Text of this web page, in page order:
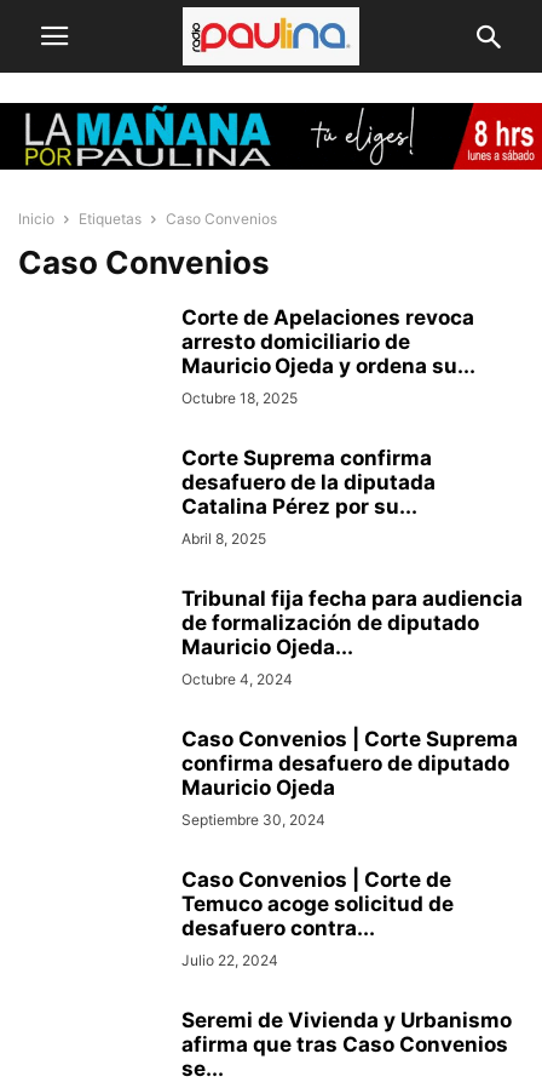
Inicio Etiquetas Caso Convenios
Caso Convenios
Corte de Apelaciones revoca
arresto domiciliario de
Mauricio Ojeda y ordena su...
Octubre 18, 2025
Corte Suprema confirma
desafuero de la diputada
Catalina Pérez por su...
Abril 8, 2025
Tribunal fija fecha para audiencia
de formalización de diputado
Mauricio Ojeda...
Octubre 4, 2024
Caso Convenios | Corte Suprema
confirma desafuero de diputado
Mauricio Ojeda
Septiembre 30, 2024
Caso Convenios | Corte de
Temuco acoge solicitud de
desafuero contra...
Julio 22, 2024
Seremi de Vivienda y Urbanismo
afirma que tras Caso Convenios
se...